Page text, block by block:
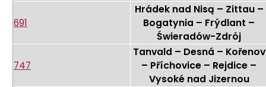
691
Hrádek nad Nisą – Zittau –
Bogatynia – Frýdlant –
Świeradów-Zdrój
747
Tanvald – Desná – Kořenov
– Příchovice – Rejdice –
Vysoké nad Jizernou